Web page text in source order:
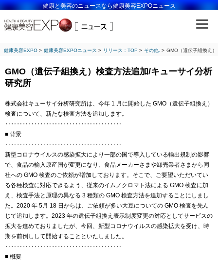
健康と美容のニュースなら健康美容EXPOニュース
健康美容EXPO 健康美容EXPOニュース リリース：TOP その他. GMO（遺伝子組換え
GMO（遺伝子組換え）検査方法追加/キューサイ分析
研究所
株式会社キューサイ分析研究所は、今年 1 月に開始した GMO（遺伝子組換え）
検査について、新たな検査方法を追加します。
‥‥‥‥‥‥‥‥‥‥‥‥‥‥‥‥‥‥‥‥
■ 背景
‥‥‥‥‥‥‥‥‥‥‥‥‥‥‥‥‥‥‥‥
新型コロナウイルスの感染拡大により一部の国で導入している輸出規制の影響
で、食品の輸入原産国が変更になり、食品メーカーさまや卸売業者さまから同
社への GMO 検査のご依頼が増加しております。そこで、ご要望いただいてい
る各種検査に対応できるよう、従来のイムノクロマト法による GMO 検査に加
え、検査手法と原理の異なる 3 種類の GMO 検査方法を追加することにしまし
た。2020 年 5月 18 日からは、ご依頼が多い大豆についての GMO 検査を先ん
じて追加します。2023 年の遺伝子組換え表示制度変更の対応としてサービスの
拡大を進めておりましたが、今回、新型コロナウイルスの感染拡大を受け、時
期を前倒しして開始することといたしました。
‥‥‥‥‥‥‥‥‥‥‥‥‥‥‥‥‥‥‥‥
■ 概要